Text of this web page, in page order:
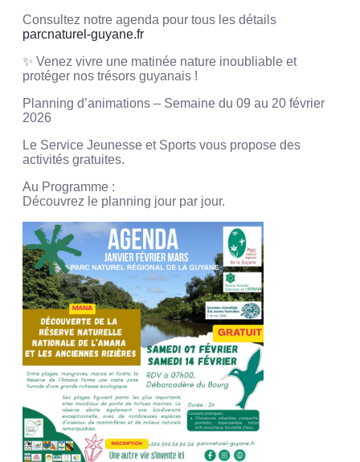
Consultez notre agenda pour tous les détails
parcnaturel-guyane.fr
✨ Venez vivre une matinée nature inoubliable et
protéger nos trésors guyanais !
Planning d’animations – Semaine du 09 au 20 février
2026
Le Service Jeunesse et Sports vous propose des
activités gratuites.
Au Programme :
Découvrez le planning jour par jour.